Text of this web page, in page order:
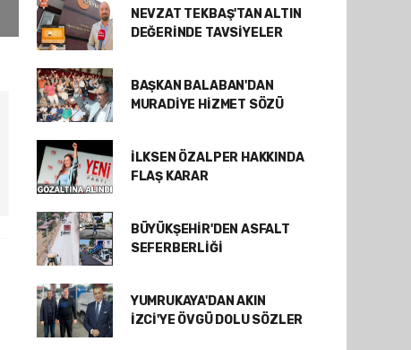
NEVZAT TEKBAŞ'TAN ALTIN
DEĞERİNDE TAVSİYELER
BAŞKAN BALABAN'DAN
MURADİYE HİZMET SÖZÜ
İLKSEN ÖZALPER HAKKINDA
FLAŞ KARAR
BÜYÜKŞEHİR'DEN ASFALT
SEFERBERLİĞİ
YUMRUKAYA'DAN AKIN
İZCİ'YE ÖVGÜ DOLU SÖZLER